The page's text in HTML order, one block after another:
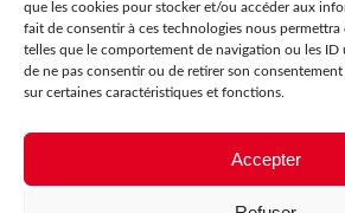
que les cookies pour stocker et/ou accéder aux
fait de consentir à ces technologies nous permettra
telles que le comportement de navigation ou les ID
de ne pas consentir ou de retirer son
sur certaines caractéristiques et fonctions.
Accepter